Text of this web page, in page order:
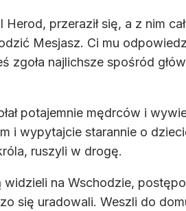
Herod, przeraził się, a z nim
Mesjasz. Ci mu
zgoła najlichsze spośród
potajemnie mędrców i
i wypytajcie starannie o
ruszyli w drogę.
na Wschodzie,
się uradowali. Weszli do